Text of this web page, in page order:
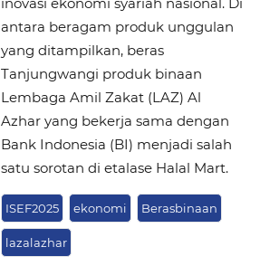
antara beragam produk unggulan
yang ditampilkan, beras
Tanjungwangi produk binaan
Lembaga Amil Zakat (LAZ) Al
Azhar yang bekerja sama dengan
Bank Indonesia (BI) menjadi salah
satu sorotan di etalase Halal Mart.
ISEF2025 ekonomi Berasbinaan
lazalazhar